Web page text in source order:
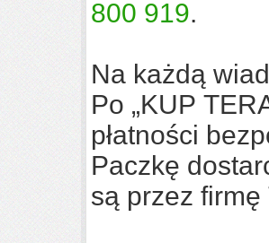
800 919.
Na każdą
Po „KUP
płatności
Paczkę
są przez